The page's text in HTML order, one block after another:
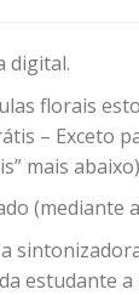
digital.
florais
– Exceto
mais
(mediante
estudante